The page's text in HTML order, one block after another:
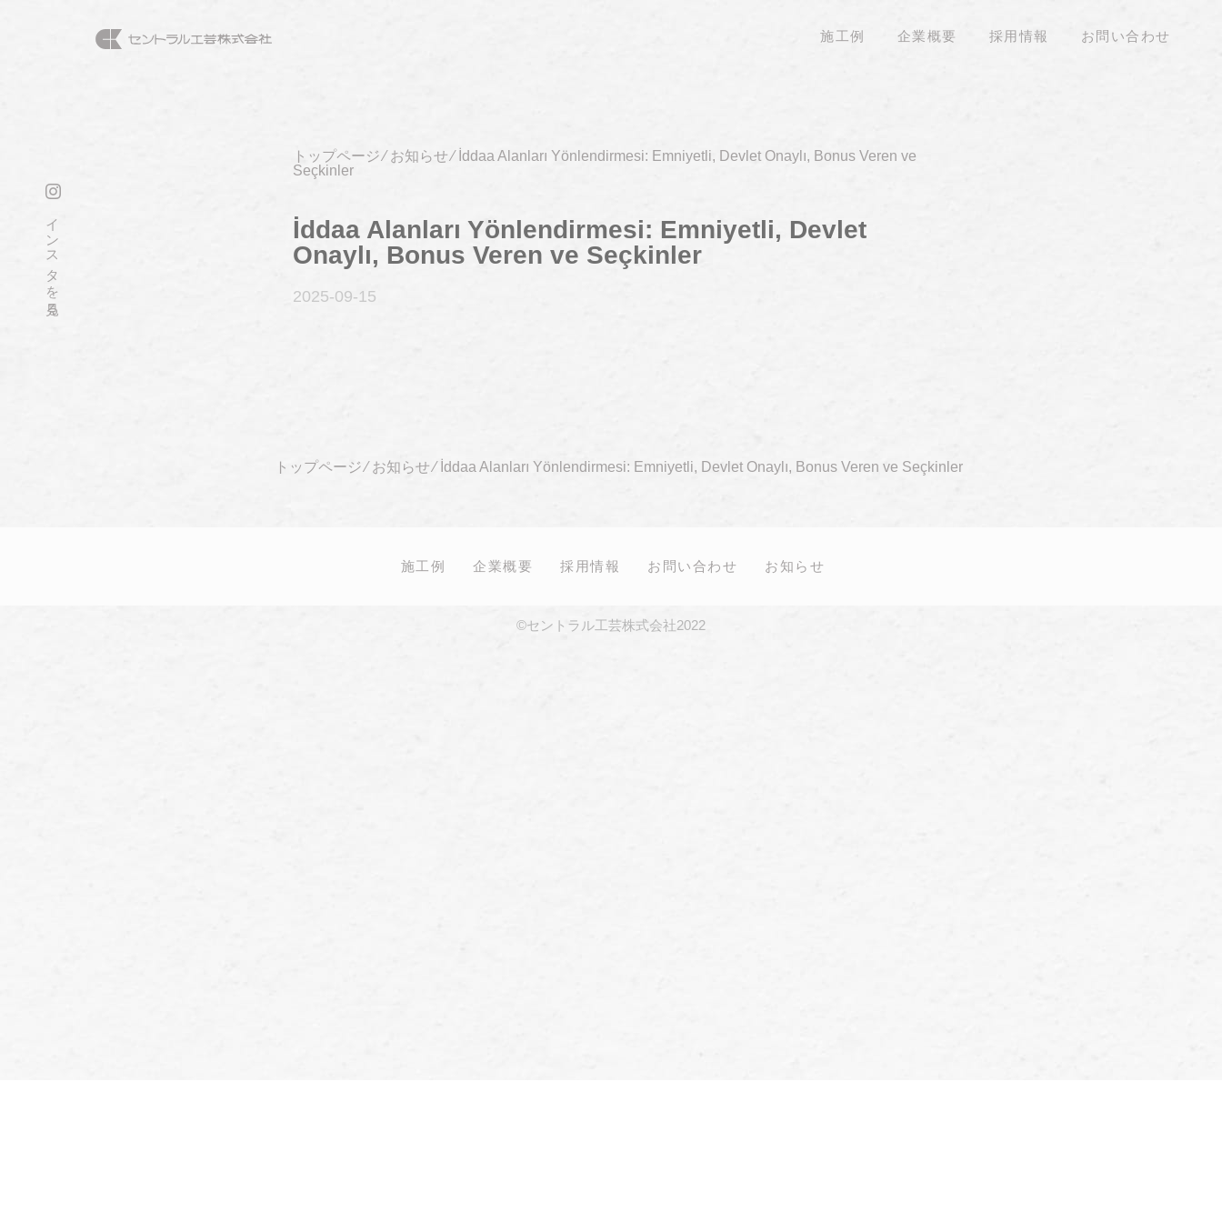
施工例 企業概要 採用情報 お問い合わせ
インスタを見る
トップページ⁄ お知らせ⁄ İddaa Alanları Yönlendirmesi: Emniyetli, Devlet Onaylı, Bonus Veren ve
Seçkinler
İddaa Alanları Yönlendirmesi: Emniyetli, Devlet
Onaylı, Bonus Veren ve Seçkinler
2025-09-15
トップページ⁄ お知らせ⁄ İddaa Alanları Yönlendirmesi: Emniyetli, Devlet Onaylı, Bonus Veren ve Seçkinler
施工例 企業概要 採用情報 お問い合わせ お知らせ
©セントラル工芸株式会社2022